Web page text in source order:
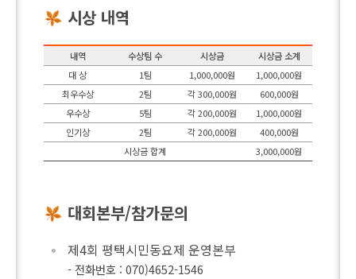
시상 내역
내역 수상팀 수 시상금
시상금 소계
대 상
1팀 1,000,000원
1,000,000원
최우수상
2팀 각 300,000원
600,000원
우수상
5팀 각 200,000원
1,000,000원
인기상
2팀 각 200,000원
400,000원
시상금 합계
3,000,000원
대회본부/참가문의
제4회 평택시민동요제 운영본부
- 전화번호 : 070)4652-1546